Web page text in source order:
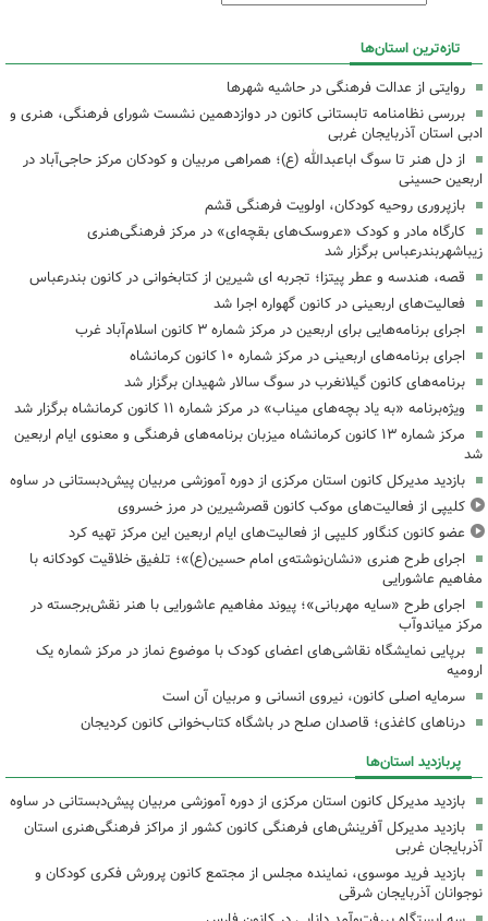
تازه‌ترین استان‌ها
روایتی از عدالت فرهنگی در حاشیه شهرها
بررسی نظامنامه تابستانی کانون در دوازدهمین نشست شورای فرهنگی، هنری و
ادبی استان آذربایجان غربی
از دل هنر تا سوگ اباعبدالله (ع)؛ همراهی مربیان و کودکان مرکز حاجی‌آباد در
اربعین حسینی
بازپروری روحیه کودکان، اولویت فرهنگی قشم
کارگاه مادر و کودک «عروسک‌های بقچه‌ای» در مرکز فرهنگی‌هنری
زیباشهربندرعباس برگزار شد
قصه، هندسه و عطر پیتزا؛ تجربه ای شیرین از کتابخوانی در کانون بندرعباس
فعالیت‌های اربعینی در کانون گهواره اجرا شد
اجرای برنامه‌هایی برای اربعین در مرکز شماره ۳ کانون اسلام‌آباد غرب
اجرای برنامه‌های اربعینی در مرکز شماره ۱۰ کانون کرمانشاه
برنامه‌های کانون گیلانغرب در سوگ سالار شهیدان برگزار شد
ویژه‌برنامه «به یاد بچه‌های میناب» در مرکز شماره ۱۱ کانون کرمانشاه برگزار شد
مرکز شماره ۱۳ کانون کرمانشاه میزبان برنامه‌های فرهنگی و معنوی ایام اربعین
شد
بازدید مدیرکل کانون استان مرکزی از دوره آموزشی مربیان پیش‌دبستانی در ساوه
کلیپی از فعالیت‌های موکب کانون قصرشیرین در مرز خسروی
عضو کانون کنگاور کلیپی از فعالیت‌های ایام اربعین این مرکز تهیه کرد
اجرای طرح هنری «نشان‌نوشته‌ی امام حسین(ع)»؛ تلفیق خلاقیت کودکانه با
مفاهیم عاشورایی
اجرای طرح «سایه مهربانی»؛ پیوند مفاهیم عاشورایی با هنر نقش‌برجسته در
مرکز میاندوآب
برپایی نمایشگاه نقاشی‌های اعضای کودک با موضوع نماز در مرکز شماره یک
ارومیه
سرمایه اصلی کانون، نیروی انسانی و مربیان آن است
درناهای کاغذی؛ قاصدان صلح در باشگاه کتاب‌خوانی کانون کردیجان
پربازدید استان‌ها
بازدید مدیرکل کانون استان مرکزی از دوره آموزشی مربیان پیش‌دبستانی در ساوه
بازدید مدیرکل آفرینش‌های فرهنگی کانون کشور از مراکز فرهنگی‌هنری استان
آذربایجان غربی
بازدید فرید موسوی، نماینده مجلس از مجتمع کانون پرورش فکری کودکان و
نوجوانان آذربایجان شرقی